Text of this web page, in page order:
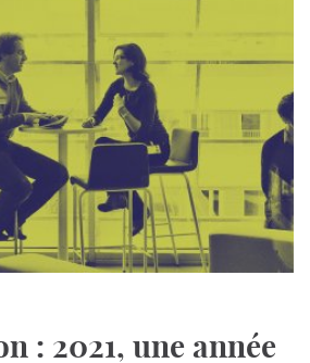
: 2021, une année